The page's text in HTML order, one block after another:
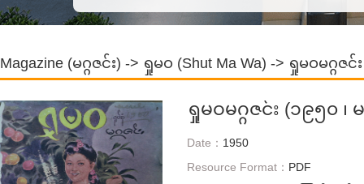
Magazine (မဂ္ဂဇင်း) -> ရှုမဝ (Shut Ma Wa) -> ရှုမဝမဂ္ဂဇ
ရှုမဝမဂ္ဂဇင်း (၁၉၅၀
Date： 1950
Resource Format： PDF